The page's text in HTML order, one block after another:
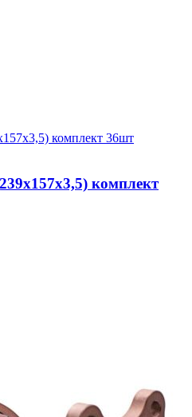
комплект